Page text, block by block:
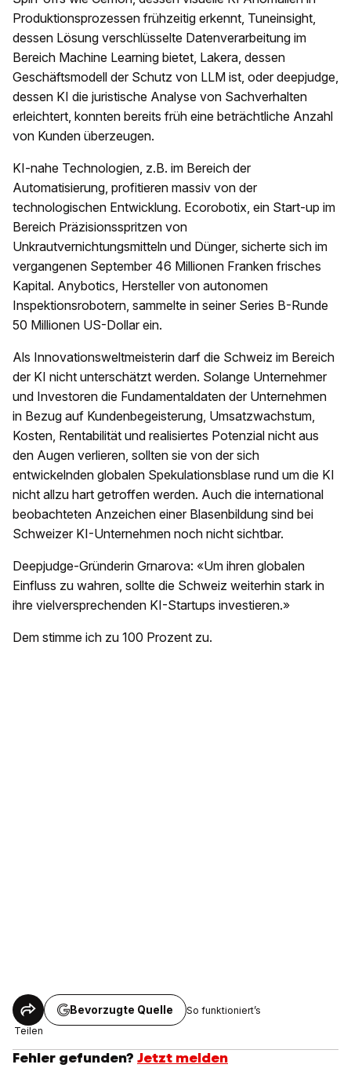
Produktionsprozessen frühzeitig erkennt, Tuneinsight,
dessen Lösung verschlüsselte Datenverarbeitung im
Bereich Machine Learning bietet, Lakera, dessen
Geschäftsmodell der Schutz von LLM ist, oder deepjudge,
dessen KI die juristische Analyse von Sachverhalten
erleichtert, konnten bereits früh eine beträchtliche Anzahl
von Kunden überzeugen.
KI-nahe Technologien, z.B. im Bereich der
Automatisierung, profitieren massiv von der
technologischen Entwicklung. Ecorobotix, ein Start-up im
Bereich Präzisionsspritzen von
Unkrautvernichtungsmitteln und Dünger, sicherte sich im
vergangenen September 46 Millionen Franken frisches
Kapital. Anybotics, Hersteller von autonomen
Inspektionsrobotern, sammelte in seiner Series B-Runde
50 Millionen US-Dollar ein.
Als Innovationsweltmeisterin darf die Schweiz im Bereich
der KI nicht unterschätzt werden. Solange Unternehmer
und Investoren die Fundamentaldaten der Unternehmen
in Bezug auf Kundenbegeisterung, Umsatzwachstum,
Kosten, Rentabilität und realisiertes Potenzial nicht aus
den Augen verlieren, sollten sie von der sich
entwickelnden globalen Spekulationsblase rund um die KI
nicht allzu hart getroffen werden. Auch die international
beobachteten Anzeichen einer Blasenbildung sind bei
Schweizer KI-Unternehmen noch nicht sichtbar.
Deepjudge-Gründerin Grnarova: «Um ihren globalen
Einfluss zu wahren, sollte die Schweiz weiterhin stark in
ihre vielversprechenden KI-Startups investieren.»
Dem stimme ich zu 100 Prozent zu.
Teilen
Bevorzugte Quelle So funktioniert’s
Fehler gefunden? Jetzt melden